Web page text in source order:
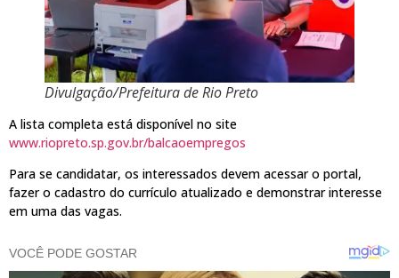
Divulgação/Prefeitura de Rio Preto
A lista completa está disponível no site
www.riopreto.sp.gov.br/balcaoempregos
Para se candidatar, os interessados devem acessar o portal,
fazer o cadastro do currículo atualizado e demonstrar interesse
em uma das vagas.